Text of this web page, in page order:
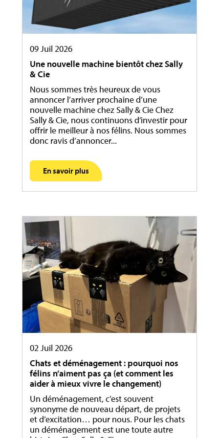
09 Juil 2026
Une nouvelle machine bientôt chez Sally
& Cie
Nous sommes très heureux de vous
annoncer l’arriver prochaine d’une
nouvelle machine chez Sally & Cie Chez
Sally & Cie, nous continuons d’investir pour
offrir le meilleur à nos félins. Nous sommes
donc ravis d’annoncer...
En savoir plus
02 Juil 2026
Chats et déménagement : pourquoi nos
félins n’aiment pas ça (et comment les
aider à mieux vivre le changement)
Un déménagement, c’est souvent
synonyme de nouveau départ, de projets
et d’excitation… pour nous. Pour les chats
un déménagement est une toute autre